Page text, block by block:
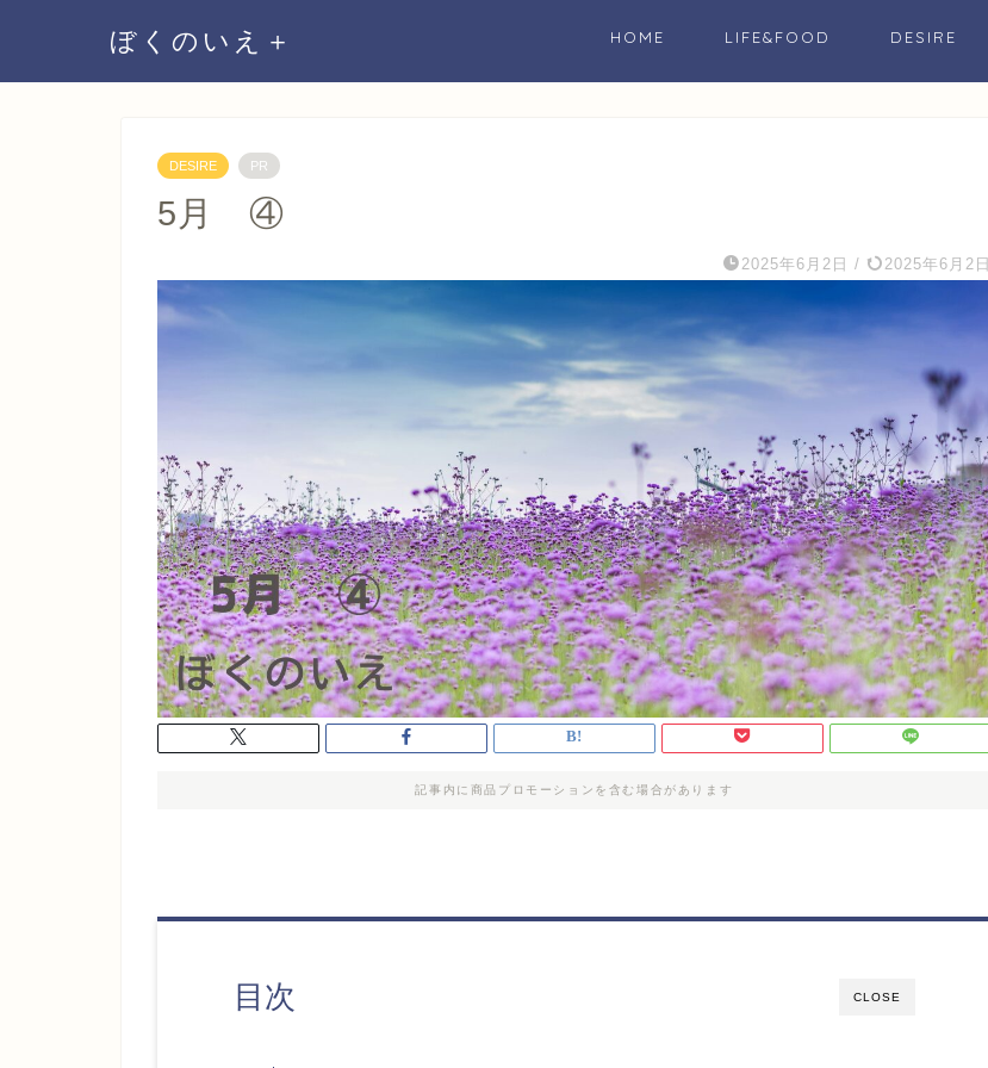
ぼくのいえ＋ HOME LIFE&FOOD DESIRE
DESIRE PR
5月 ④
2025年6月2日 / 2025年6月2日
記事内に商品プロモーションを含む場合があります
CLOSE
目次